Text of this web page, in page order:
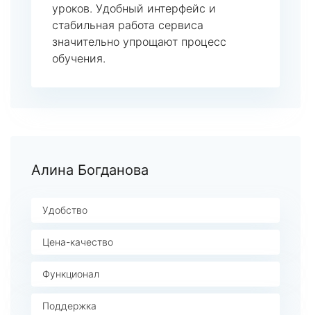
уроков. Удобный интерфейс и
стабильная работа сервиса
значительно упрощают процесс
обучения.
Алина Богданова
Удобство
Цена-качество
Функционал
Поддержка